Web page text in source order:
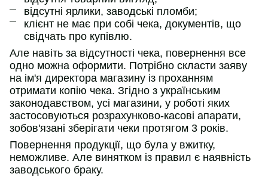
відсутні ярлики, заводські пломби;
клієнт не має при собі чека, документів, що
свідчать про купівлю.
Але навіть за відсутності чека, повернення все
одно можна оформити. Потрібно скласти заяву
на ім'я директора магазину із проханням
отримати копію чека. Згідно з українським
законодавством, усі магазини, у роботі яких
застосовуються розрахунково-касові апарати,
зобов'язані зберігати чеки протягом 3 років.
Повернення продукції, що була у вжитку,
неможливе. Але винятком із правил є наявність
заводського браку.